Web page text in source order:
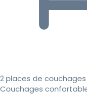
2 places de couchages
Couchages